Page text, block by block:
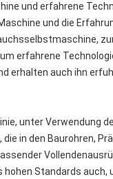
und erfahrene
und die
erfahrene
erhalten auch ihn
unter Verwendung
in den Baurohren,
hohen Standards auch,